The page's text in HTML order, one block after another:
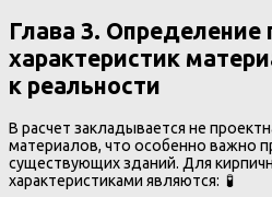
Глава 3. Определение
характеристик
к реальности
В расчет закладывается не
материалов, что особенно важно
существующих зданий. Для
характеристиками являются: 🧪